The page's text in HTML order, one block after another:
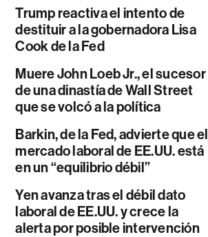
Trump reactiva el intento de
destituir a la gobernadora Lisa
Cook de la Fed
Muere John Loeb Jr., el sucesor
de una dinastía de Wall Street
que se volcó a la política
Barkin, de la Fed, advierte que el
mercado laboral de EE.UU. está
en un “equilibrio débil”
Yen avanza tras el débil dato
laboral de EE.UU. y crece la
alerta por posible intervención